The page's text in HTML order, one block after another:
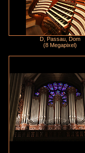
D, Passau, Dom
(8 Megapixel)